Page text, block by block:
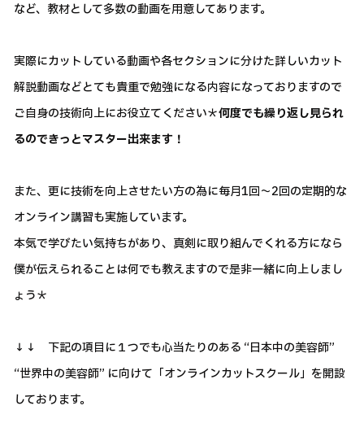
など、教材として多数の動画を用意してあります。
実際にカットしている動画や各セクションに分けた詳しいカット
解説動画などとても貴重で勉強になる内容になっておりますので
ご自身の技術向上にお役立てください＊何度でも繰り返し見られ
るのできっとマスター出来ます！
また、更に技術を向上させたい方の為に毎月1回～2回の定期的な
オンライン講習も実施しています。
本気で学びたい気持ちがあり、真剣に取り組んでくれる方になら
僕が伝えられることは何でも教えますので是非一緒に向上しまし
ょう＊
↓↓ 下記の項目に１つでも心当たりのある “日本中の美容師”
“世界中の美容師” に向けて「オンラインカットスクール」を開設
しております。